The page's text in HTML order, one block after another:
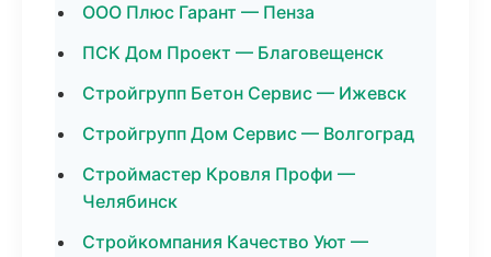
ООО Плюс Гарант — Пенза
ПСК Дом Проект — Благовещенск
Стройгрупп Бетон Сервис — Ижевск
Стройгрупп Дом Сервис — Волгоград
Строймастер Кровля Профи —
Челябинск
Стройкомпания Качество Уют —